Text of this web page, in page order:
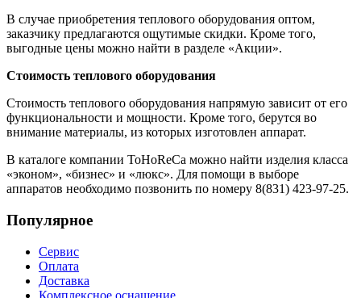
В случае приобретения теплового оборудования оптом,
заказчику предлагаются ощутимые скидки. Кроме того,
выгодные цены можно найти в разделе «Акции».
Стоимость теплового оборудования
Стоимость теплового оборудования напрямую зависит от его
функциональности и мощности. Кроме того, берутся во
внимание материалы, из которых изготовлен аппарат.
В каталоге компании ToHoReCa можно найти изделия класса
«эконом», «бизнес» и «люкс». Для помощи в выборе
аппаратов необходимо позвонить по номеру 8(831) 423-97-25.
Популярное
Сервис
Оплата
Доставка
Комплексное оснащение